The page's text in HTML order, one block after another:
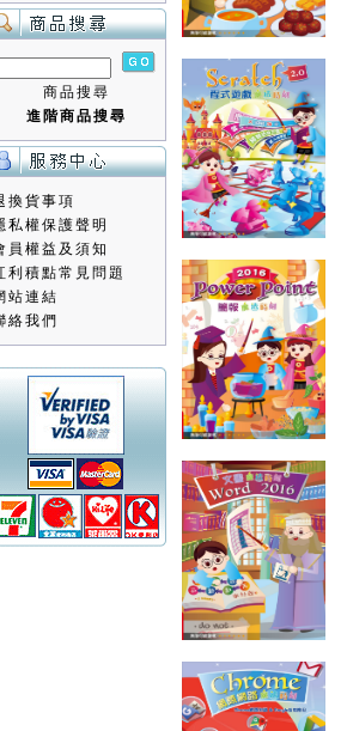
商品搜尋
進階商品搜尋
換貨事項
私權保護聲明
員權益及須知
利積點常見問題
站連結
絡我們